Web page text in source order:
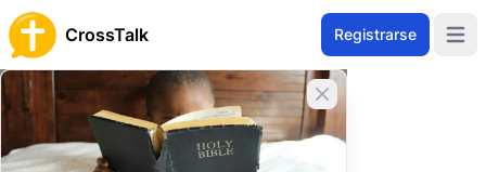
CrossTalk Registrarse
Cerrar banner
Home
Prayer Wall
Gratitude by Louise
Volver al Muro de Oración